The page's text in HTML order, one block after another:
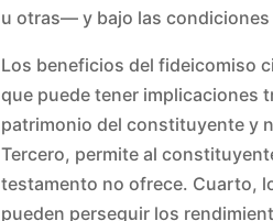
u otras— y bajo las
Los beneficios del fideicomiso
que puede tener implicaciones
patrimonio del constituyente y
Tercero, permite al
testamento no ofrece. Cuarto,
pueden perseguir los